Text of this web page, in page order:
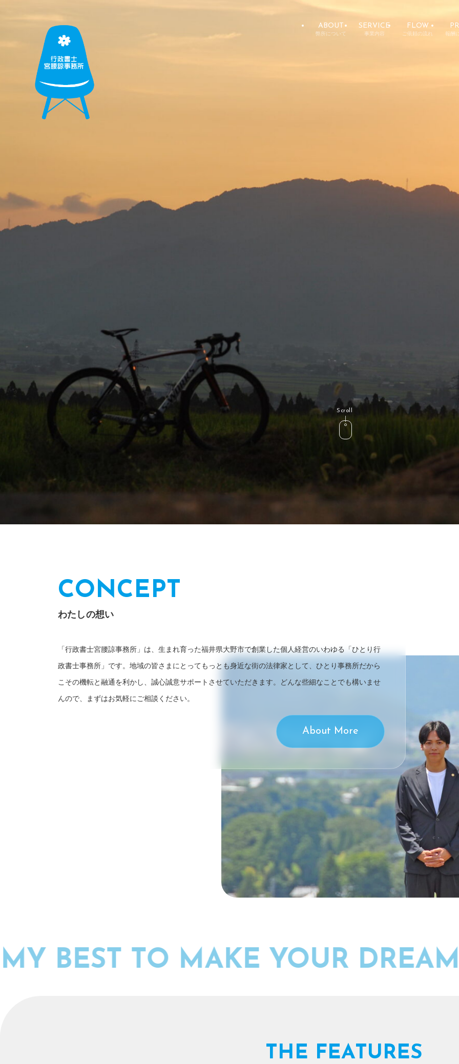
ABOUT
弊所について
SERVICE
事業内容
FLOW
ご依頼の流れ 報酬
Scroll
CONCEPT
わたしの想い
「行政書士宮腰諒事務所」は、生まれ育った福井県大野市で創業した個人経営のいわゆる「ひとり行
政書士事務所」です。地域の皆さまにとってもっとも身近な街の法律家として、ひとり事務所だから
こその機転と融通を利かし、誠心誠意サポートさせていただきます。どんな些細なことでも構いませ
んので、まずはお気軽にご相談ください。
About More
BEST TO MAKE YOUR DREAM
THE FEATURES